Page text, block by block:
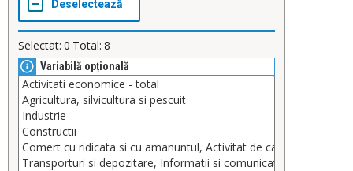
Selectat: 0 Total: 8
Variabilă opțională